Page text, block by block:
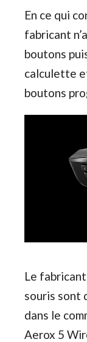
En ce qui
fabricant
boutons
calculette
boutons
Le
souris sont
dans le
Aerox 5